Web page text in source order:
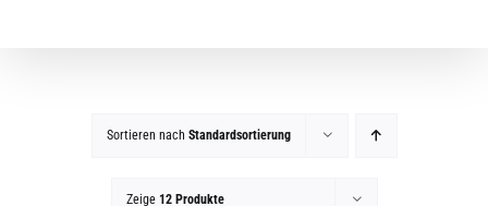
Sortieren nach Standardsortierung
Zeige 12 Produkte